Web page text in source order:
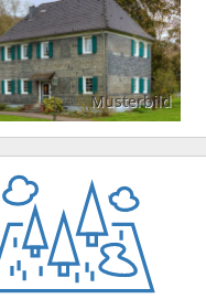
Musterbild